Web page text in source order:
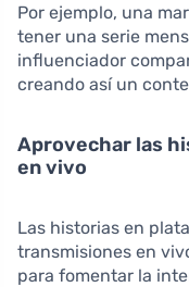
Por ejemplo, una
tener una serie
influenciador
creando así un
Aprovechar las
en vivo
Las historias en
transmisiones en
para fomentar la